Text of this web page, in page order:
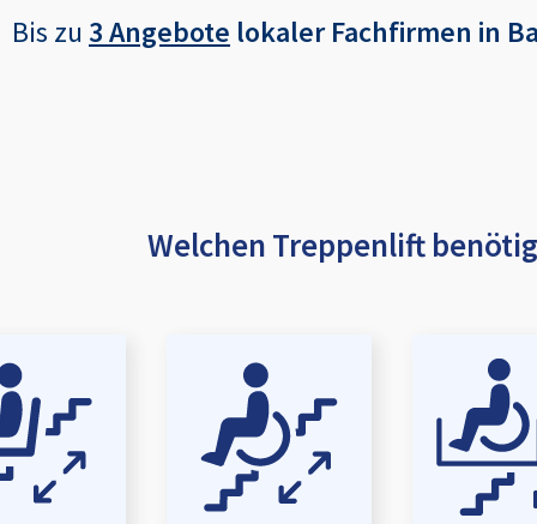
Bis zu 3 Angebote lokaler Fachfirmen in
Welchen Treppenlift